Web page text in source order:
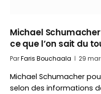
Michael
ce que l’on sait du
ParFaris Bouchaala 29
Michael Schumacher
selon des informations